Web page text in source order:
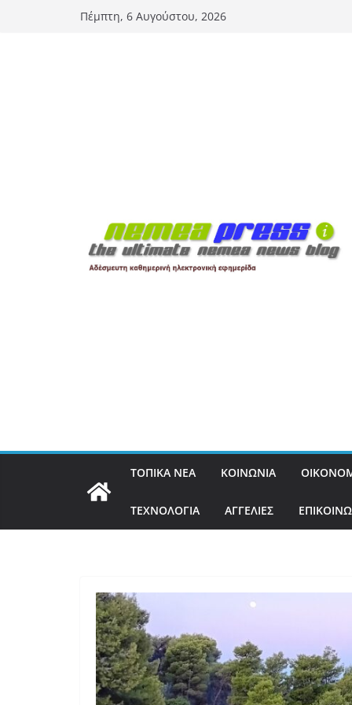
Πέμπτη, 6 Αυγούστου, 2026
ΤΟΠΙΚΑ ΝΕΑ ΚΟΙΝΩΝΙΑ
ΤΕΧΝΟΛΟΓΙΑ ΑΓΓΕΛΙΕΣ